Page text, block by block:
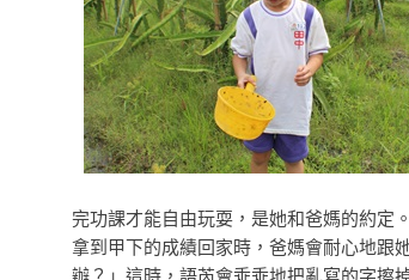
完功課才能自由玩耍，是她和爸媽的約定
拿到甲下的成績回家時，爸媽會耐心地跟